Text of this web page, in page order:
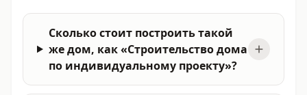
Сколько стоит построить такой
же дом, как «Строительство дома
по индивидуальному проекту»?